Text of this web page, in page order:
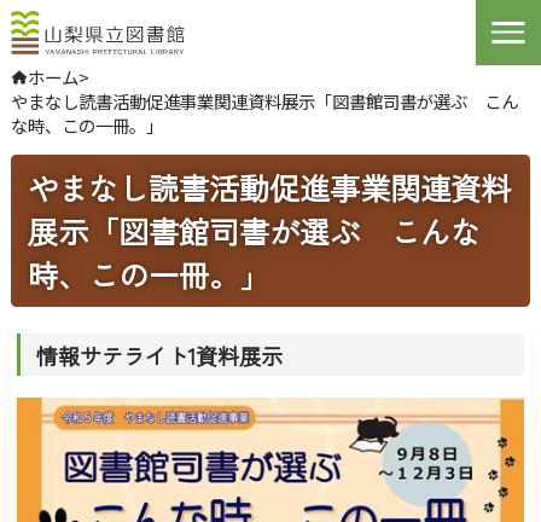
Open
やさしい日本語
よくある質問
お問い合わせ
ログインする
背景色指定
標準 青
ふりがな
表示
読み上げ
ホーム>
やまなし読書活動促進事業関連資料展示「図書館司書が選ぶ こん
な時、この一冊。」
やまなし読書活動促進事業関連資料
展示「図書館司書が選ぶ こんな
時、この一冊。」
情報サテライト1資料展示